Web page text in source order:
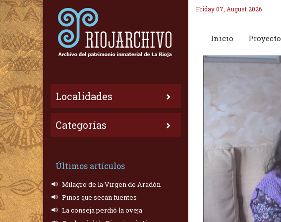
Localidades
Categorías
Últimos artículos
Milagro de la Virgen de Aradón
Pinos que secan fuentes
La conseja perdió la oveja
Friday 07, August 2026
Inicio Proyecto